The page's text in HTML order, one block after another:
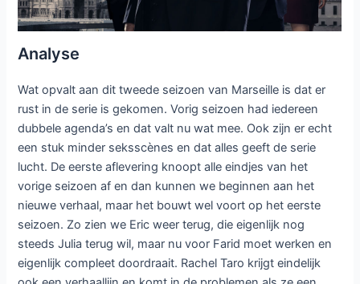
Analyse
Wat opvalt aan dit tweede seizoen van Marseille is dat er
rust in de serie is gekomen. Vorig seizoen had iedereen
dubbele agenda’s en dat valt nu wat mee. Ook zijn er echt
een stuk minder seksscènes en dat alles geeft de serie
lucht. De eerste aflevering knoopt alle eindjes van het
vorige seizoen af en dan kunnen we beginnen aan het
nieuwe verhaal, maar het bouwt wel voort op het eerste
seizoen. Zo zien we Eric weer terug, die eigenlijk nog
steeds Julia terug wil, maar nu voor Farid moet werken en
eigenlijk compleet doordraait. Rachel Taro krijgt eindelijk